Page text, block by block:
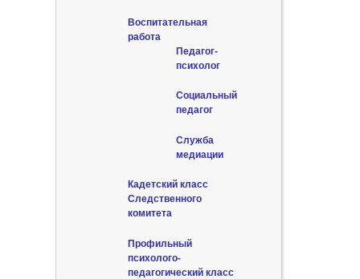
Воспитательная
работа
Педагог-
психолог
Социальный
педагог
Служба
медиации
Кадетский класс
Следственного
комитета
Профильный
психолого-
педагогический класс